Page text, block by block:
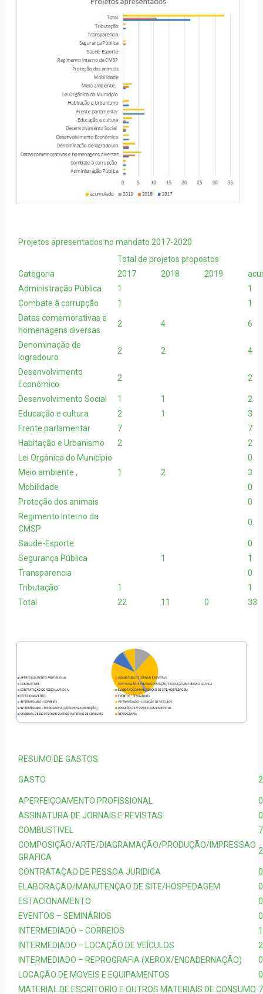
Projetos apresentados no mandato 2017-2020
Total de projetos propostos
Categoria
2017 2018 2019
Administração Pública
1
1
Combate à corrupção
1
1
Datas comemorativas e
homenagens diversas
2 4 6
Denominação de
logradouro
2 2 4
Desenvolvimento
Econômico
2 2
Desenvolvimento Social 1 1
2
Educação e cultura
2 1
3
Frente parlamentar
7
7
Habitação e Urbanismo
2
2
Lei Orgânica do Município
0
Meio ambiente ,
1 2
3
Mobilidade
0
Proteção dos animais
0
Regimento Interno da
CMSP
0
Saude-Esporte
0
Segurança Pública
1
1
Transparencia
0
Tributação
1
1
Total
22 11 0 33
RESUMO DE GASTOS
GASTO
APERFEIÇOAMENTO PROFISSIONAL
ASSINATURA DE JORNAIS E REVISTAS
COMBUSTIVEL
COMPOSIÇÃO/ARTE/DIAGRAMAÇÃO/PRODUÇÃO/IMPRESSAO
GRAFICA
CONTRATAÇAO DE PESSOA JURIDICA
ELABORAÇÃO/MANUTENÇAO DE SITE/HOSPEDAGEM
ESTACIONAMENTO
EVENTOS – SEMINÁRIOS
INTERMEDIADO – CORREIOS
INTERMEDIADO – LOCAÇÃO DE VEÍCULOS
INTERMEDIADO – REPROGRAFIA (XEROX/ENCADERNAÇÃO)
LOCAÇÃO DE MOVEIS E EQUIPAMENTOS
MATERIAL DE ESCRITORIO E OUTROS MATERIAIS DE CONSUMO